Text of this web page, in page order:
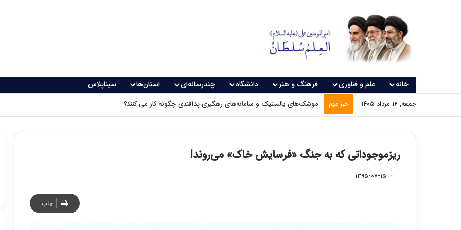
خانه علم و فناوری فرهنگ و هنر دانشگاه چندرسانه‌ای استان‌ها سیناپلاس
جمعه, ۱۶ مرداد ۱۴۰۵ خبر مهم فاصله میان نخبگان و صنعت؛ چالش بزرگ تبدیل علم به فناوری
ریزموجوداتی که به جنگ «فرسایش خاک» می‌روند!
۱۳۹۵-۰۷-۱۵
چاپ